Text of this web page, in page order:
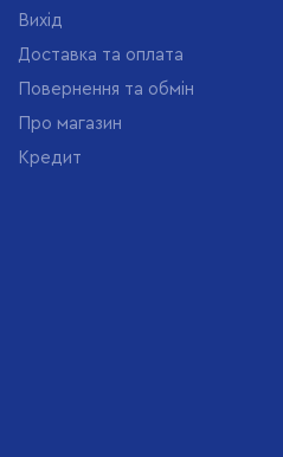
Вихід
Доставка та оплата
Повернення та обмін
Про магазин
Кредит